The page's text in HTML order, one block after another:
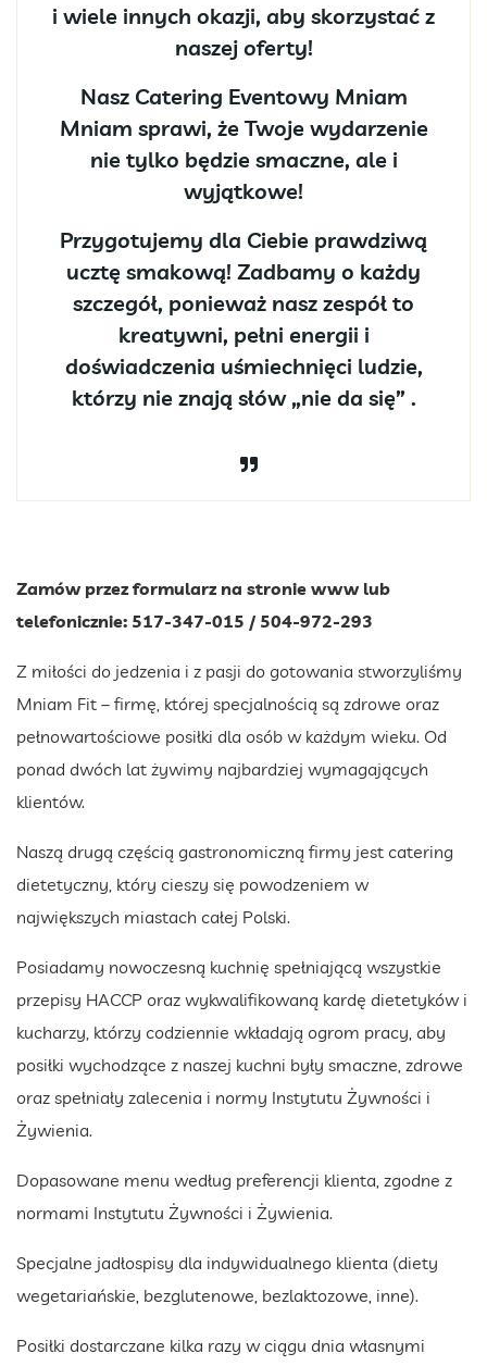
i wiele innych okazji, aby skorzystać z
naszej oferty!
Nasz Catering Eventowy Mniam
Mniam sprawi, że Twoje wydarzenie
nie tylko będzie smaczne, ale i
wyjątkowe!
Przygotujemy dla Ciebie prawdziwą
ucztę smakową! Zadbamy o każdy
szczegół, ponieważ nasz zespół to
kreatywni, pełni energii i
doświadczenia uśmiechnięci ludzie,
którzy nie znają słów „nie da się” .
Zamów przez formularz na stronie www lub
telefonicznie: 517-347-015 / 504-972-293
Z miłości do jedzenia i z pasji do gotowania stworzyliśmy
Mniam Fit – firmę, której specjalnością są zdrowe oraz
pełnowartościowe posiłki dla osób w każdym wieku. Od
ponad dwóch lat żywimy najbardziej wymagających
klientów.
Naszą drugą częścią gastronomiczną firmy jest catering
dietetyczny, który cieszy się powodzeniem w
największych miastach całej Polski.
Posiadamy nowoczesną kuchnię spełniającą wszystkie
przepisy HACCP oraz wykwalifikowaną kardę dietetyków i
kucharzy, którzy codziennie wkładają ogrom pracy, aby
posiłki wychodzące z naszej kuchni były smaczne, zdrowe
oraz spełniały zalecenia i normy Instytutu Żywności i
Żywienia.
Dopasowane menu według preferencji klienta, zgodne z
normami Instytutu Żywności i Żywienia.
Specjalne jadłospisy dla indywidualnego klienta (diety
wegetariańskie, bezglutenowe, bezlaktozowe, inne).
Posiłki dostarczane kilka razy w ciągu dnia własnymi